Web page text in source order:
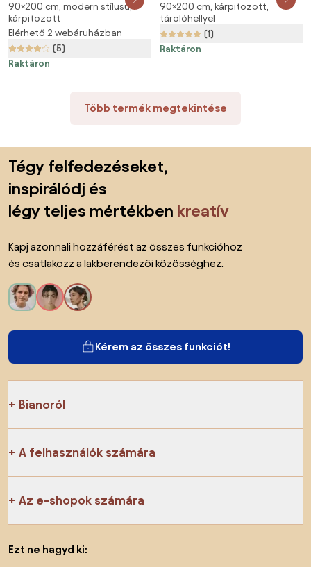
cm, fehér/sonoma tölgy
Ágyrács: Lamellás ágyrács,
Matrac: Matrac nélkül
90×200 cm, modern stílusú,
kárpitozott
Elérhető 2 webáruházban
(5)
Raktáron
Ágyrács: Lamellás ágyrács,
Matrac: Matrac nélkül
90×200 cm, kárpitozott,
tárolóhellyel
(1)
Raktáron
Több termék megtekintése
Tégy felfedezéseket,
inspirálódj és
légy teljes mértékben kreatív
Kapj azonnali hozzáférést az összes funkcióhoz
és csatlakozz a lakberendezői közösséghez.
Kérem az összes funkciót!
Bianoról
A felhasználók számára
Az e-shopok számára
Ezt ne hagyd ki: